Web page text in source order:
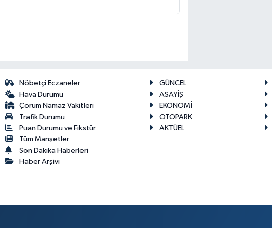
Nöbetçi Eczaneler
Hava Durumu
Çorum Namaz Vakitleri
Trafik Durumu
Puan Durumu ve Fikstür
Tüm Manşetler
Son Dakika Haberleri
Haber Arşivi
GÜNCEL
ASAYİŞ
EKONOMİ
OTOPARK
AKTÜEL